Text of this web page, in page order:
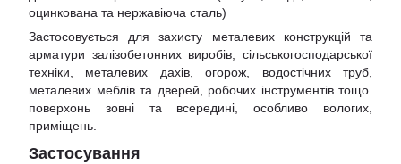
оцинкована та нержавіюча сталь)
Застосовується для захисту металевих конструкцій та
арматури залізобетонних виробів, сільськогосподарської
техніки, металевих дахів, огорож, водостічних труб,
металевих меблів та дверей, робочих інструментів тощо.
поверхонь зовні та всередині, особливо вологих,
приміщень.
Застосування